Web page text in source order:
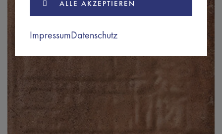
ALLE AKZEPTIEREN
ImpressumDatenschutz